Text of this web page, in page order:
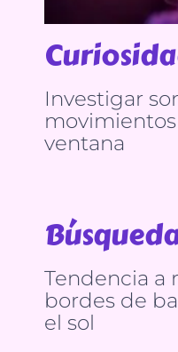
Investigar
ventana
Tendencia a
bordes de
el sol